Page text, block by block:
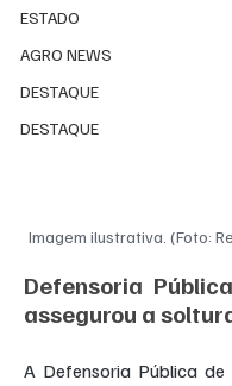
ESTADO
AGRO NEWS
DESTAQUE
DESTAQUE
Imagem ilustrativa. (Foto:
Defensoria
assegurou a
A Defensoria Pública